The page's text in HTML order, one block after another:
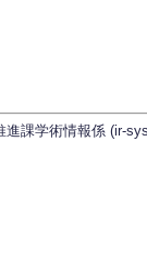
課学術情報係 (ir-